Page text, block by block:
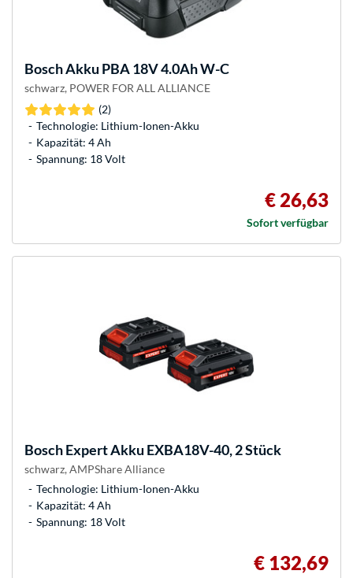
BoschAkku PBA 18V 4.0Ah W-C
schwarz, POWER FOR ALL ALLIANCE
(2)
Technologie: Lithium-Ionen-Akku
Kapazität: 4 Ah
Spannung: 18 Volt
€ 26,63
Sofort verfügbar
BoschExpert Akku EXBA18V-40, 2 Stück
schwarz, AMPShare Alliance
Technologie: Lithium-Ionen-Akku
Kapazität: 4 Ah
Spannung: 18 Volt
€ 132,69